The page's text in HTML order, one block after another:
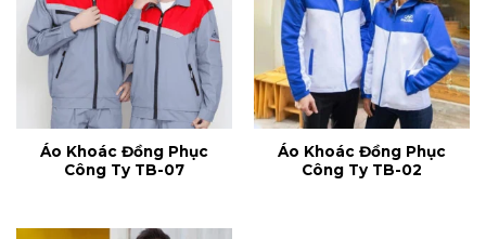
Áo Khoác Đồng Phục
Công Ty TB-07
Áo Khoác Đồng Phục
Công Ty TB-02